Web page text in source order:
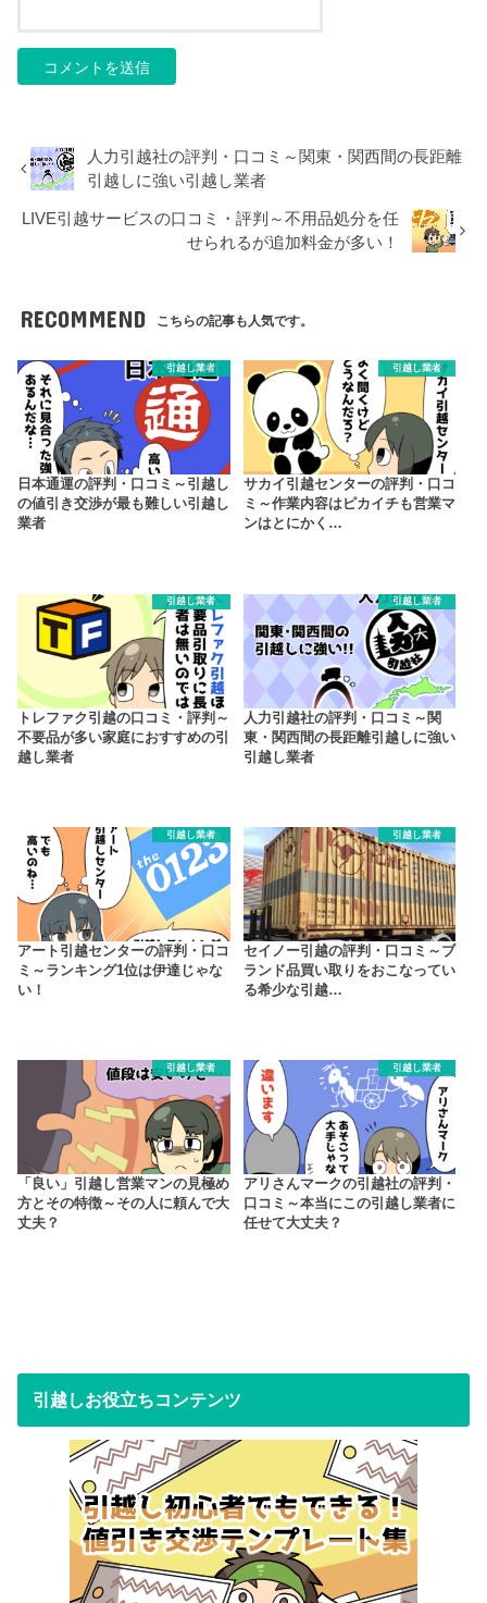
人力引越社の評判・口コミ～関東・関西間の長距離
引越しに強い引越し業者
LIVE引越サービスの口コミ・評判～不用品処分を任
せられるが追加料金が多い！
RECOMMEND こちらの記事も人気です。
引越し業者
日本通運の評判・口コミ～引越し
の値引き交渉が最も難しい引越し
業者
引越し業者
サカイ引越センターの評判・口コ
ミ～作業内容はピカイチも営業マ
ンはとにかく…
引越し業者
トレファク引越の口コミ・評判～
不要品が多い家庭におすすめの引
越し業者
引越し業者
人力引越社の評判・口コミ～関
東・関西間の長距離引越しに強い
引越し業者
引越し業者
アート引越センターの評判・口コ
ミ～ランキング1位は伊達じゃな
い！
引越し業者
セイノー引越の評判・口コミ～ブ
ランド品買い取りをおこなってい
る希少な引越…
引越し業者
「良い」引越し営業マンの見極め
方とその特徴～その人に頼んで大
丈夫？
引越し業者
アリさんマークの引越社の評判・
口コミ～本当にこの引越し業者に
任せて大丈夫？
引越しお役立ちコンテンツ